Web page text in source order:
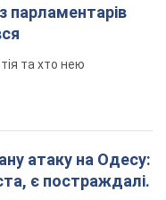
парламентарів
та хто нею
атаку на Одесу:
є постраждалі.